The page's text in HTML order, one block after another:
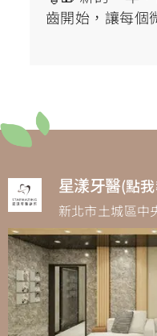
齒開始，讓每個
星漾牙醫(點
新北市土城區中